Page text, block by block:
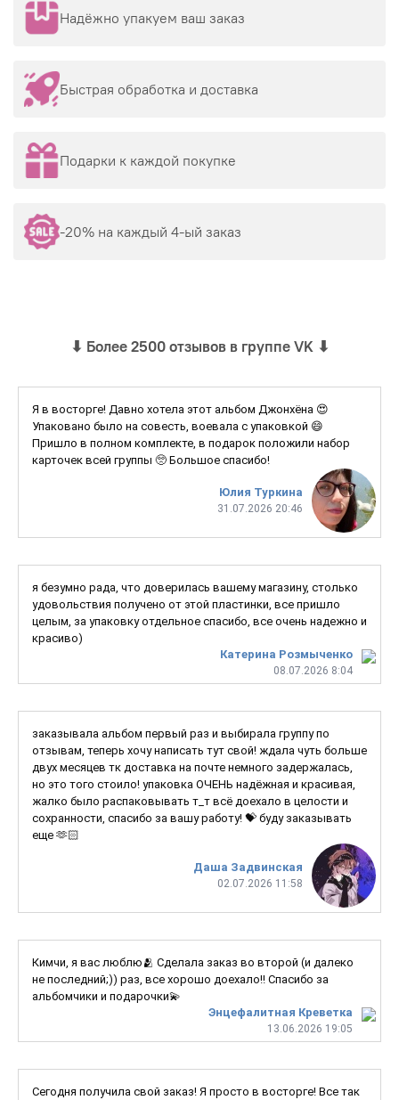
Надёжно упакуем ваш заказ
Быстрая обработка и доставка
Подарки к каждой покупке
-20% на каждый 4-ый заказ
⬇ Более 2500 отзывов в группе VK ⬇
Юлия Туркина
31.07.2026 20:46
Я в восторге! Давно хотела этот альбом Джонхёна 😍
Упаковано было на совесть, воевала с упаковкой 😄
Пришло в полном комплекте, в подарок положили набор
карточек всей группы 🥺 Большое спасибо!
Катерина Розмыченко
08.07.2026 8:04
я безумно рада, что доверилась вашему магазину, столько
удовольствия получено от этой пластинки, все пришло
целым, за упаковку отдельное спасибо, все очень надежно и
красиво)
Даша Задвинская
02.07.2026 11:58
заказывала альбом первый раз и выбирала группу по
отзывам, теперь хочу написать тут свой! ждала чуть больше
двух месяцев тк доставка на почте немного задержалась,
но это того стоило! упаковка ОЧЕНЬ надёжная и красивая,
жалко было распаковывать т_т всё доехало в целости и
сохранности, спасибо за вашу работу! 💝 буду заказывать
еще 🫶🏻
Энцефалитная Креветка
13.06.2026 19:05
Кимчи, я вас люблю🫂 Сделала заказ во второй (и далеко
не последний;)) раз, все хорошо доехало!! Спасибо за
альбомчики и подарочки💫
Сегодня получила свой заказ! Я просто в восторге! Все так